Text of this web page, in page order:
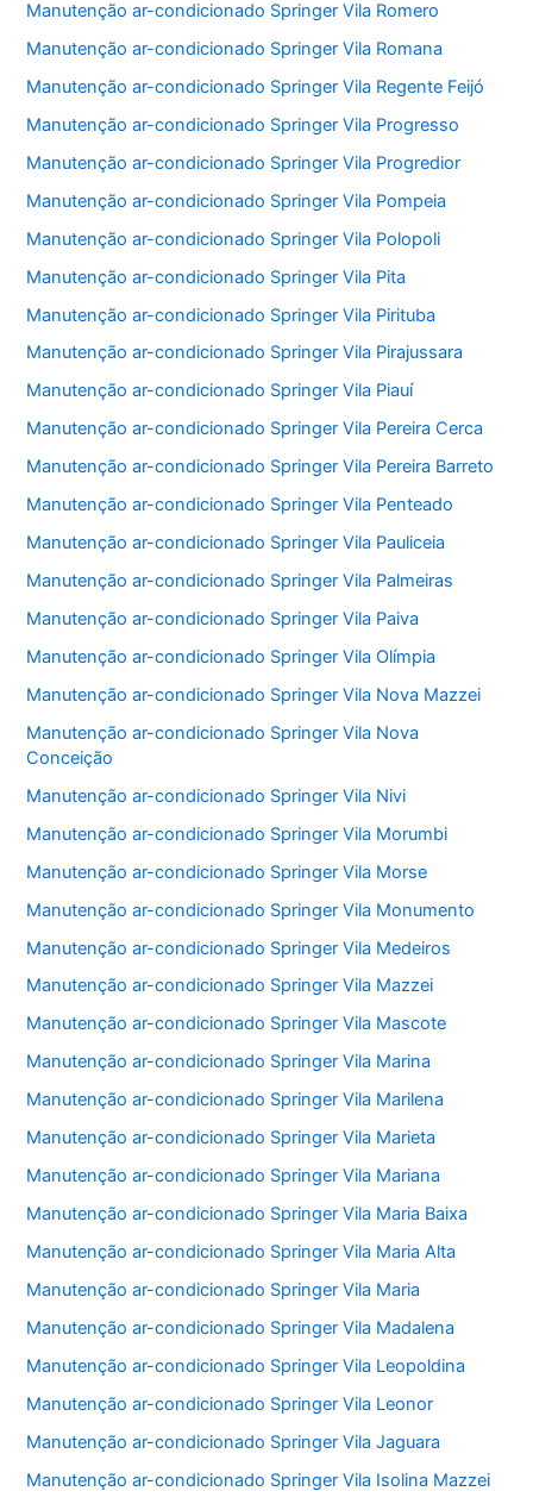
Manutenção ar-condicionado Springer Vila Romero
Manutenção ar-condicionado Springer Vila Romana
Manutenção ar-condicionado Springer Vila Regente Feijó
Manutenção ar-condicionado Springer Vila Progresso
Manutenção ar-condicionado Springer Vila Progredior
Manutenção ar-condicionado Springer Vila Pompeia
Manutenção ar-condicionado Springer Vila Polopoli
Manutenção ar-condicionado Springer Vila Pita
Manutenção ar-condicionado Springer Vila Pirituba
Manutenção ar-condicionado Springer Vila Pirajussara
Manutenção ar-condicionado Springer Vila Piauí
Manutenção ar-condicionado Springer Vila Pereira Cerca
Manutenção ar-condicionado Springer Vila Pereira Barreto
Manutenção ar-condicionado Springer Vila Penteado
Manutenção ar-condicionado Springer Vila Pauliceia
Manutenção ar-condicionado Springer Vila Palmeiras
Manutenção ar-condicionado Springer Vila Paiva
Manutenção ar-condicionado Springer Vila Olímpia
Manutenção ar-condicionado Springer Vila Nova Mazzei
Manutenção ar-condicionado Springer Vila Nova
Conceição
Manutenção ar-condicionado Springer Vila Nivi
Manutenção ar-condicionado Springer Vila Morumbi
Manutenção ar-condicionado Springer Vila Morse
Manutenção ar-condicionado Springer Vila Monumento
Manutenção ar-condicionado Springer Vila Medeiros
Manutenção ar-condicionado Springer Vila Mazzei
Manutenção ar-condicionado Springer Vila Mascote
Manutenção ar-condicionado Springer Vila Marina
Manutenção ar-condicionado Springer Vila Marilena
Manutenção ar-condicionado Springer Vila Marieta
Manutenção ar-condicionado Springer Vila Mariana
Manutenção ar-condicionado Springer Vila Maria Baixa
Manutenção ar-condicionado Springer Vila Maria Alta
Manutenção ar-condicionado Springer Vila Maria
Manutenção ar-condicionado Springer Vila Madalena
Manutenção ar-condicionado Springer Vila Leopoldina
Manutenção ar-condicionado Springer Vila Leonor
Manutenção ar-condicionado Springer Vila Jaguara
Manutenção ar-condicionado Springer Vila Isolina Mazzei